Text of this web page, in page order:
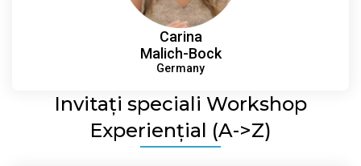
Carina
Malich-Bock
Germany
Invitați speciali Workshop
Experiențial (A->Z)